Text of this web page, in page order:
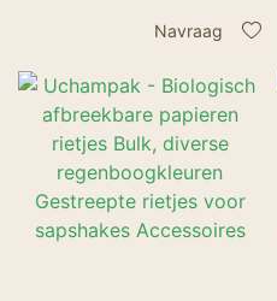
regenboogkleuren
sapshakes
Accessoires12
Navraag